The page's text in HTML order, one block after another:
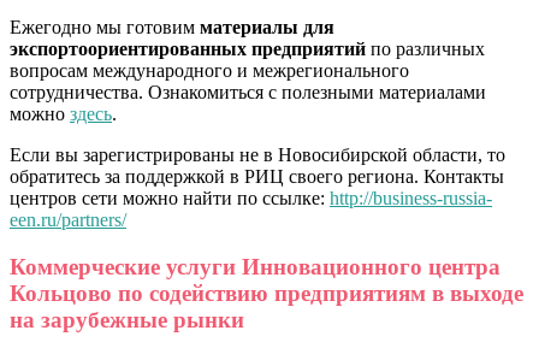
Ежегодно мы готовим материалы для
экспортоориентированных предприятий по различных
вопросам международного и межрегионального
сотрудничества. Ознакомиться с полезными материалами
можно здесь.
Если вы зарегистрированы не в Новосибирской области, то
обратитесь за поддержкой в РИЦ своего региона. Контакты
центров сети можно найти по ссылке: http://business-russia-
een.ru/partners/
Коммерческие услуги Инновационного центра
Кольцово по содействию предприятиям в выходе
на зарубежные рынки